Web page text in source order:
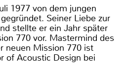
1977 von dem jungen
Seiner Liebe zur
stellte er ein Jahr später
770 vor. Mastermind des
neuen Mission 770 ist
of Acoustic Design bei